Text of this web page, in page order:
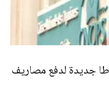
جديدة لدفع مصاريف